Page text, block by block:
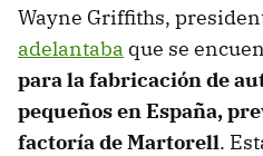
Wayne Griffiths,
adelantaba que se
para la fabricación de
pequeños en España,
factoría de Martorell.